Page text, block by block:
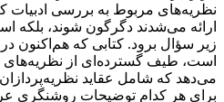
نظریه‌های مربوط به بررسی
ارائه می‌شدند دگرگون شوند، بلکه
زیر سؤال برود. کتابی که هم‌اکنون
است، طیف گسترده‌ای از نظریه‌های
می‌دهد که شامل عقاید
برای هر کدام توضیحات روشنگری